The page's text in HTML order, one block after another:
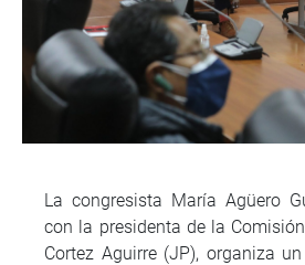
La congresista María Agüero
con la presidenta de la
Cortez Aguirre (JP), organiza